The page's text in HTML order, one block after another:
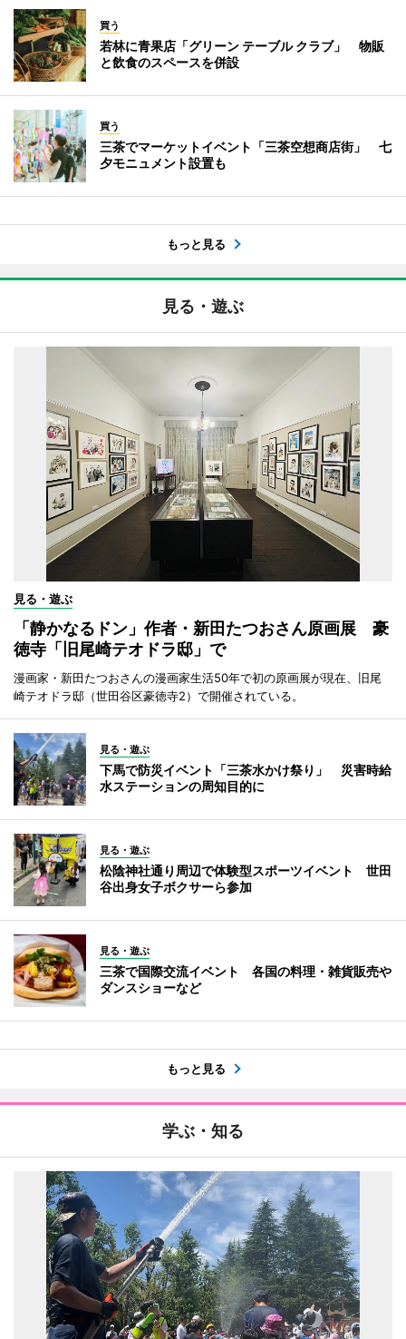
買う
若林に青果店「グリーン テーブル クラブ」 物販
と飲食のスペースを併設
買う
三茶でマーケットイベント「三茶空想商店街」 七
夕モニュメント設置も
もっと見る
見る・遊ぶ
見る・遊ぶ
「静かなるドン」作者・新田たつおさん原画展 豪
徳寺「旧尾崎テオドラ邸」で
漫画家・新田たつおさんの漫画家生活50年で初の原画展が現在、旧尾
崎テオドラ邸（世田谷区豪徳寺2）で開催されている。
見る・遊ぶ
下馬で防災イベント「三茶水かけ祭り」 災害時給
水ステーションの周知目的に
見る・遊ぶ
松陰神社通り周辺で体験型スポーツイベント 世田
谷出身女子ボクサーら参加
見る・遊ぶ
三茶で国際交流イベント 各国の料理・雑貨販売や
ダンスショーなど
もっと見る
学ぶ・知る